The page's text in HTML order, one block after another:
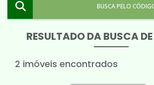
BUSCA PELO
RESULTADO DA BUSCA
2 imóveis encontrados